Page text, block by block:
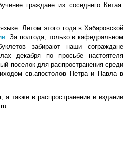
граждане из соседнего Китая.
Летом этого года в Хабаровской
. За полгода, только в кафедральном
забирают наши сограждане
декабря по просьбе настоятеля
поселок для распространения среди
св.апостолов Петра и Павла в
также в распространении и издании